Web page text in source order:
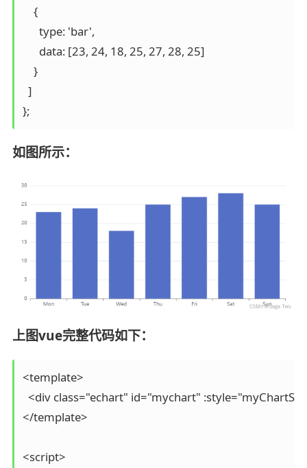
    {
      type: 'bar',
      data: [23, 24, 18, 25, 27, 28, 25]
    }
  ]
};
如图所示：
上图vue完整代码如下：
<template>
<div class="echart" id="mychart"
</template>
<script>